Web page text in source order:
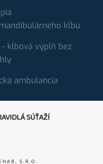
kĺbu
- kĺbová výplň bez
ambulancia
SÚŤAŽÍ
S.R.O.